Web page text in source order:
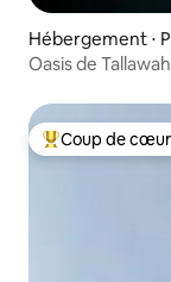
Hébergement ⋅
Oasis de Tallawah
Coups de cœur
Coup de